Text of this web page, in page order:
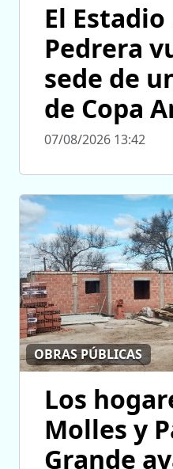
El
Pedrera
sede de
de Copa
07/08/2026 13:42
OBRAS PÚBLICAS
Los
Molles y
Grande